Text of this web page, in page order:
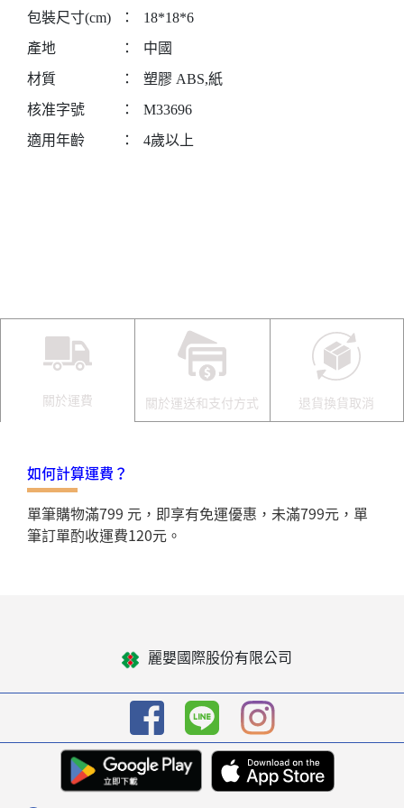
包裝尺寸(cm) ：
18*18*6
產地
：
中國
材質
：
塑膠 ABS,紙
核准字號
：
M33696
適用年齡
： 4歲以上
關於運費 關於運送和支付方式 退貨換貨取消
如何計算運費？
單筆購物滿799 元，即享有免運優惠，未滿799元，單
筆訂單酌收運費120元。
麗嬰國際股份有限公司